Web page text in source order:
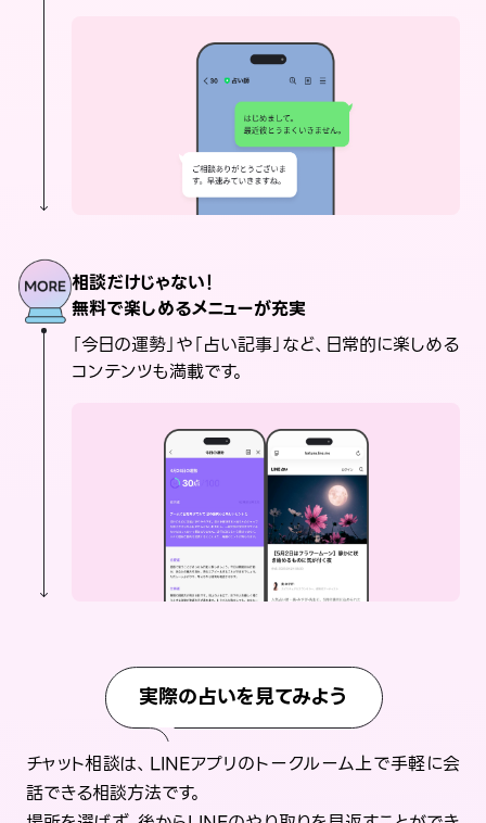
相談だけじゃない！
無料で楽しめるメニューが充実
「今日の運勢」や「占い記事」など、日常的に楽しめる
コンテンツも満載です。
実際の占いを見てみよう
チャット相談は、LINEアプリのトークルーム上で手軽に会
話できる相談方法です。